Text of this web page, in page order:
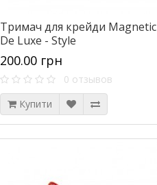
Тримач для крейди Magnetic
De Luxe - Style
200.00 грн
0 отзывов
Купити